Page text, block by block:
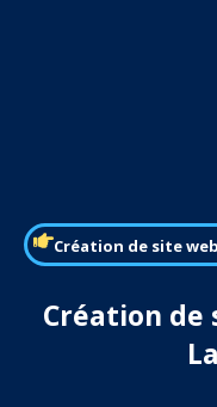
Création de site
Création de